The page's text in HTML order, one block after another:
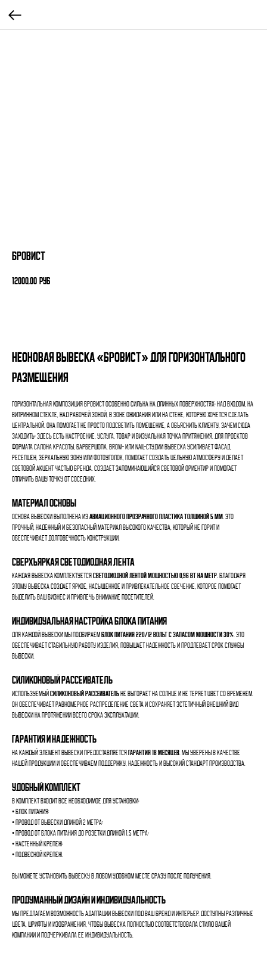
БРОВИСТ
12000,00 руб
Неоновая вывеска «БРОВИСТ» для горизонтального
размещения
Горизонтальная композиция БРОВИСТ особенно сильна на длинных поверхностях: над входом, на
витринном стекле, над рабочей зоной, в зоне ожидания или на стене, которую хочется сделать
центральной. Она помогает не просто подсветить помещение, а объяснить клиенту, зачем сюда
заходить: здесь есть настроение, услуга, товар и визуальная точка притяжения. Для проектов
формата салона красоты, барбершопа, brow- или nail-студии вывеска усиливает фасад,
ресепшен, зеркальную зону или фотоуголок, помогает создать цельную атмосферу и делает
световой акцент частью бренда. Создает запоминающийся световой ориентир и помогает
отличить вашу точку от соседних.
Материал основы
Основа вывески выполнена изавиационного прозрачного пластика толщиной 5 мм . Это
прочный, надежный и безопасный материал высокого качества, который не горит и
обеспечивает долговечность конструкции.
Сверхъяркая светодиодная лента
Каждая вывеска комплектуется светодиодной лентой мощностью 0,96 Вт на метр . Благодаря
этому вывеска создает яркое, насыщенное и привлекательное свечение, которое помогает
выделить ваш бизнес и привлечь внимание посетителей.
Индивидуальная настройка блока питания
Для каждой вывески мы подбираем блок питания 220/12 Вольт с запасом мощности 30% . Это
обеспечивает стабильную работу изделия, повышает надежность и продлевает срок службы
вывески.
Силиконовый рассеиватель
Используемый силиконовый рассеиватель не выгорает на солнце и не теряет цвет со временем.
Он обеспечивает равномерное распределение света и сохраняет эстетичный внешний вид
вывески на протяжении всего срока эксплуатации.
Гарантия и надежность
На каждый элемент вывески предоставляется гарантия 18 месяцев . Мы уверены в качестве
нашей продукции и обеспечиваем поддержку, надежность и высокий стандарт производства.
Удобный комплект
В комплект входит все необходимое для установки:
• блок питания;
• провод от вывески длиной 2 метра;
• провод от блока питания до розетки длиной 1,5 метра;
• настенный крепеж;
• подвесной крепеж.
Вы можете установить вывеску в любом удобном месте сразу после получения.
Продуманный дизайн и индивидуальность
Мы предлагаем возможность адаптации вывески под ваш бренд и интерьер. Доступны различные
цвета, шрифты и изображения, чтобы вывеска полностью соответствовала стилю вашей
компании и подчеркивала ее индивидуальность.